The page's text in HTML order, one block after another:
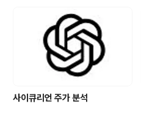
de crecimiento y estrategi
a de inversión en el sector
energético
사이큐리언 주가 분석